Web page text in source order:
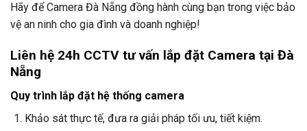
Hãy để Camera Đà Nẵng đồng hành cùng bạn trong việc bảo
vệ an ninh cho gia đình và doanh nghiệp!
Liên hệ 24h CCTV tư vấn lắp đặt Camera tại Đà
Nẵng
Quy trình lắp đặt hệ thống camera
Khảo sát thực tế, đưa ra giải pháp tối ưu, tiết kiệm.